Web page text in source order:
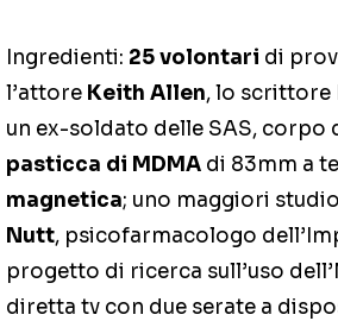
Ingredienti: 25 volontari di
l’attore Keith Allen, lo scrittore
un ex-soldato delle SAS, corpo
pasticca di MDMA di 83mm a
magnetica; uno maggiori
Nutt, psicofarmacologo
progetto di ricerca sull’uso
diretta tv con due serate a